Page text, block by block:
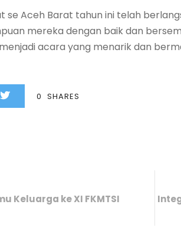
se Aceh Barat tahun ini telah
mereka dengan baik dan
acara yang menarik dan
0 SHARES
Keluarga ke XI FKMTSI